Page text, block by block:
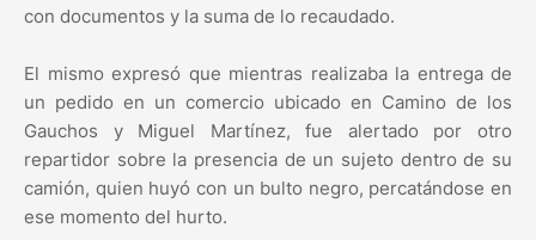
con documentos y la suma de lo recaudado.
El mismo expresó que mientras realizaba la entrega de
un pedido en un comercio ubicado en Camino de los
Gauchos y Miguel Martínez, fue alertado por otro
repartidor sobre la presencia de un sujeto dentro de su
camión, quien huyó con un bulto negro, percatándose en
ese momento del hurto.